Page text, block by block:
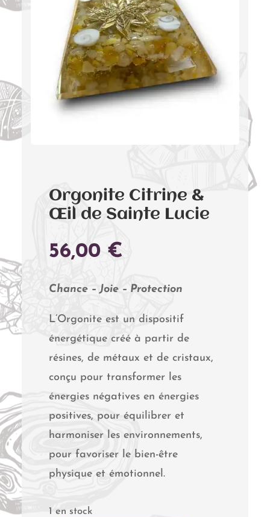
Orgonite Citrine &
Œil de Sainte Lucie
56,00 €
Chance – Joie – Protection
L’Orgonite est un dispositif
énergétique créé à partir de
résines, de métaux et de cristaux,
conçu pour transformer les
énergies négatives en énergies
positives, pour équilibrer et
harmoniser les environnements,
pour favoriser le bien-être
physique et émotionnel.
1 en stock